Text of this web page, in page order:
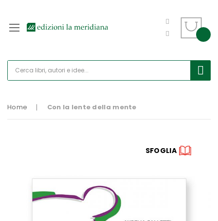
Home Con la lente della mente
SFOGLIA